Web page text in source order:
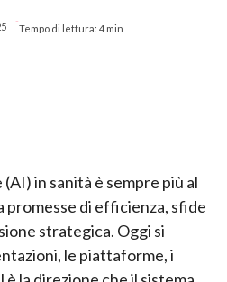
-
Tempo di lettura: 4 min
in sanità è sempre più al
di efficienza, sfide
strategica. Oggi si
le piattaforme, i